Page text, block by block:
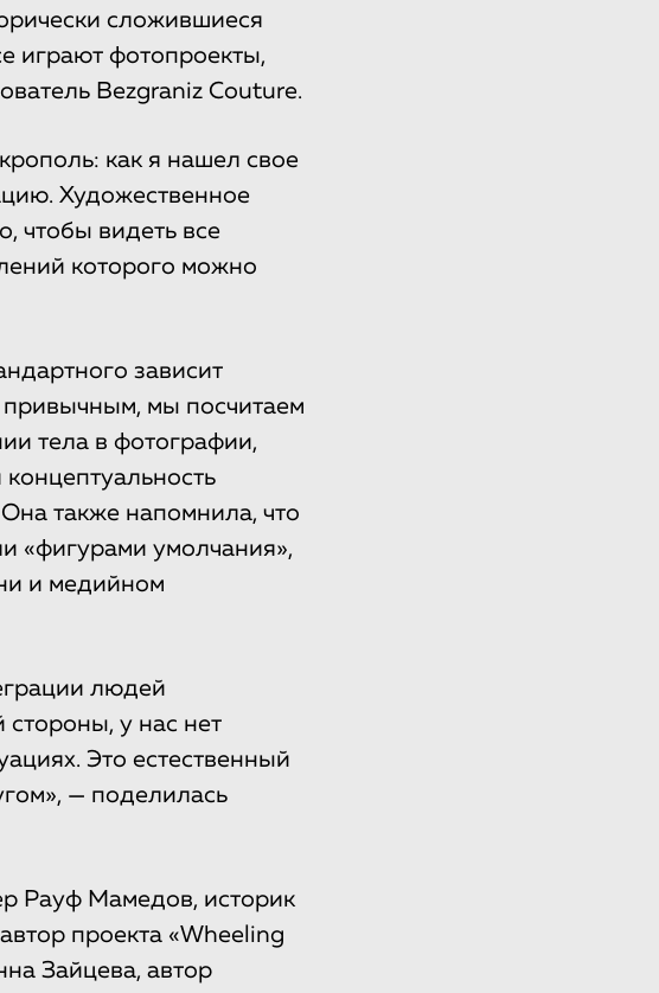
сложившиеся
играют фотопроекты,
Bezgraniz Couture.
как я нашел свое
Художественное
чтобы видеть все
которого можно
зависит
привычным, мы посчитаем
тела в фотографии,
также напомнила, что
«фигурами умолчания»,
и медийном
людей
у нас нет
Это естественный
— поделилась
Рауф Мамедов, историк
проекта «Wheeling
Зайцева, автор